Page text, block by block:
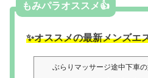
もみパラオススメ👍
✨オススメの最新メンズエ
ぶらりマッサージ途中下車